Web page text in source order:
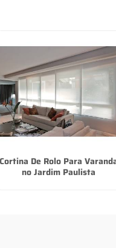
Cortina De Rolo Para
no Jardim Paulista